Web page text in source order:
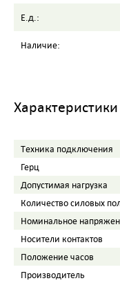
Е.д.:
Наличие:
Характеристики
Tехника подключения
Герц
Допустимая нагрузка
Количество силовых
Номинальное
Носители контактов
Положение часов
Производитель